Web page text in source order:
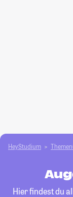
HeyStudium
Hier findest du